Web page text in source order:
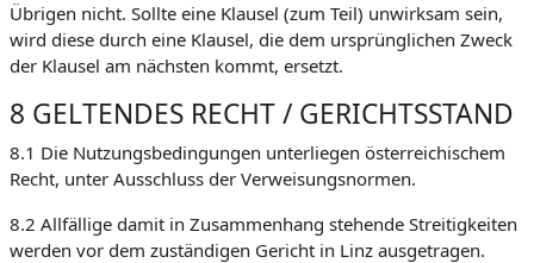
Übrigen nicht. Sollte eine Klausel (zum Teil) unwirksam sein,
wird diese durch eine Klausel, die dem ursprünglichen Zweck
der Klausel am nächsten kommt, ersetzt.
8 GELTENDES RECHT / GERICHTSSTAND
8.1 Die Nutzungsbedingungen unterliegen österreichischem
Recht, unter Ausschluss der Verweisungsnormen.
8.2 Allfällige damit in Zusammenhang stehende Streitigkeiten
werden vor dem zuständigen Gericht in Linz ausgetragen.